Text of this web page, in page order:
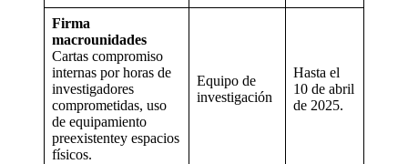
Firma
macrounidades
Cartas compromiso
internas por horas de
investigadores
comprometidas, uso
de equipamiento
preexistentey espacios
físicos.
Equipo de
investigación
Hasta el
10 de abril
de 2025.